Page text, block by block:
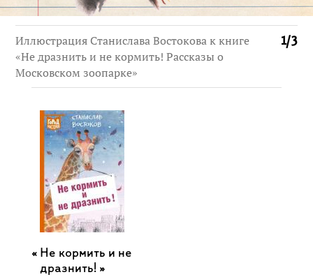
1/3
Иллюстрация Станислава Востокова к книге
«Не дразнить и не кормить! Рассказы о
Московском зоопарке»
Не кормить и не
дразнить! »